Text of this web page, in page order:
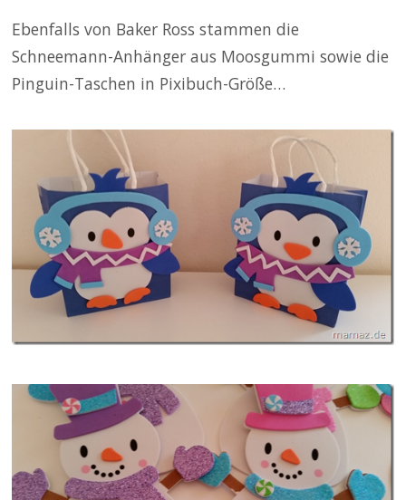
Ebenfalls von Baker Ross stammen die
Schneemann-Anhänger aus Moosgummi sowie die
Pinguin-Taschen in Pixibuch-Größe…